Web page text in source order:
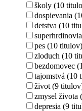
školy (10
dospievania
detstva (10
pes (10 titulov)
zloduch (10
bezdomovec
tajomstvá (10
život (9
zmysel života
depresia (9